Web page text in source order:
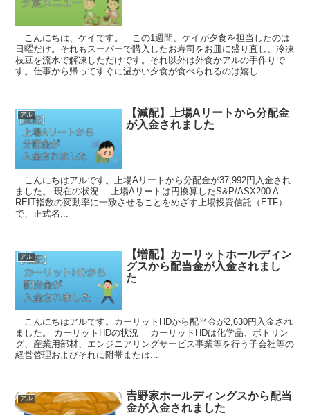
こんにちは、ケイです。 この1週間、ケイが夕食を担当したのは
日曜だけ。それもスーパーで購入したお寿司をお皿に盛り直し、冷凍
枝豆を流水で解凍しただけです。それ以外は外食かアルの手作りで
す。仕事から帰ってすぐに温かい夕食が食べられるのは嬉し...
アル
【減配】上場Aリートから分配金
が入金されました
こんにちはアルです。上場Aリートから分配金が37,992円入金され
ました。 現在の状況 上場Aリートは円換算したS&P/ASX200 A-
REIT指数の変動率に一致させることをめざす上場投資信託（ETF）
で、正式名...
アル
【増配】カーリットホールディン
グスから配当金が入金されまし
た
こんにちはアルです。カーリットHDから配当金が2,630円入金され
ました。 カーリットHDの状況 カーリットHDは化学品、ボトリン
グ、産業用部材、エンジニアリングサービス事業等を行う子会社等の
経営管理およびそれに附帯または...
アル
𠮷野家ホールディングスから配当
金が入金されました